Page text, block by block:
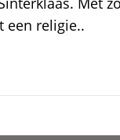
een religie..